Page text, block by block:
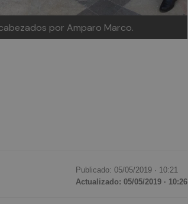
por Amparo Marco.
Publicado: 05/05/2019 · 10:21
Actualizado: 05/05/2019 · 10:26